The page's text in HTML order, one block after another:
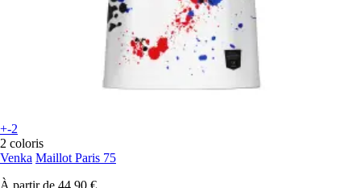
+-2
2 coloris
Venka Maillot Paris 75